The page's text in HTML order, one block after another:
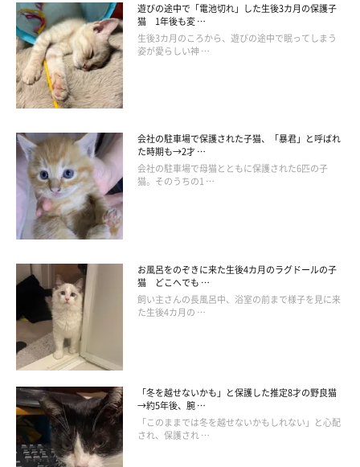
甘える家族が違うけれども、どこか似ている
もなかちゃんとおはぎちゃん
遊びの途中で「電池切れ」した生後3カ月の保護子
猫 1年後も変 …
生後3カ月のころから、遊びの途中で眠ってしまう
姿が愛らしい神 …
会社の駐車場で保護された子猫、「暴君」と呼ばれ
た時期も→2才 …
会社の駐車場で母猫とともに保護された6匹の子
猫。そのうちの1 …
お風呂をのぞきに来た生後4カ月のラグドールの子
猫 どこへでも …
飼い主さんの長風呂中、浴室の前まで様子を見に来
た生後4カ月の …
「冬を越せないかも」と保護した推定8才の野良猫
→約5年後、腕 …
「このままでは冬を越せないかもしれない」と心配
され、保護され …